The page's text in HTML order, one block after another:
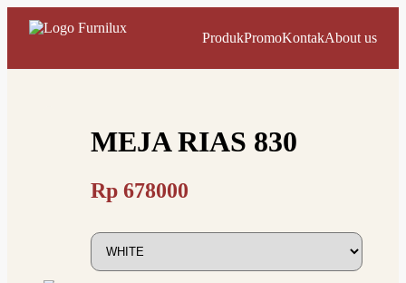
ProdukPromoKontakAbout us
MEJA RIAS 830
Rp 678000